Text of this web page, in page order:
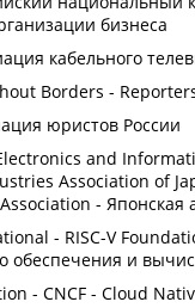
бизнеса
кабельного
Borders -
юристов России
and
Association of
- Японская
- RISC-V
обеспечения и
- CNCF - Cloud